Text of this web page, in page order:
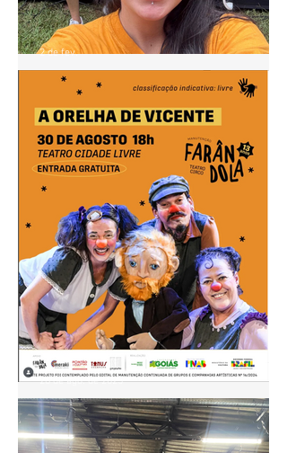
Pontão de Cultura Cidade
Livre acompanha agenda do
"Circula MinC" em Goiás
2 de fev.
🎭 Farândola TeatroCirco
28 de ago. de 2025